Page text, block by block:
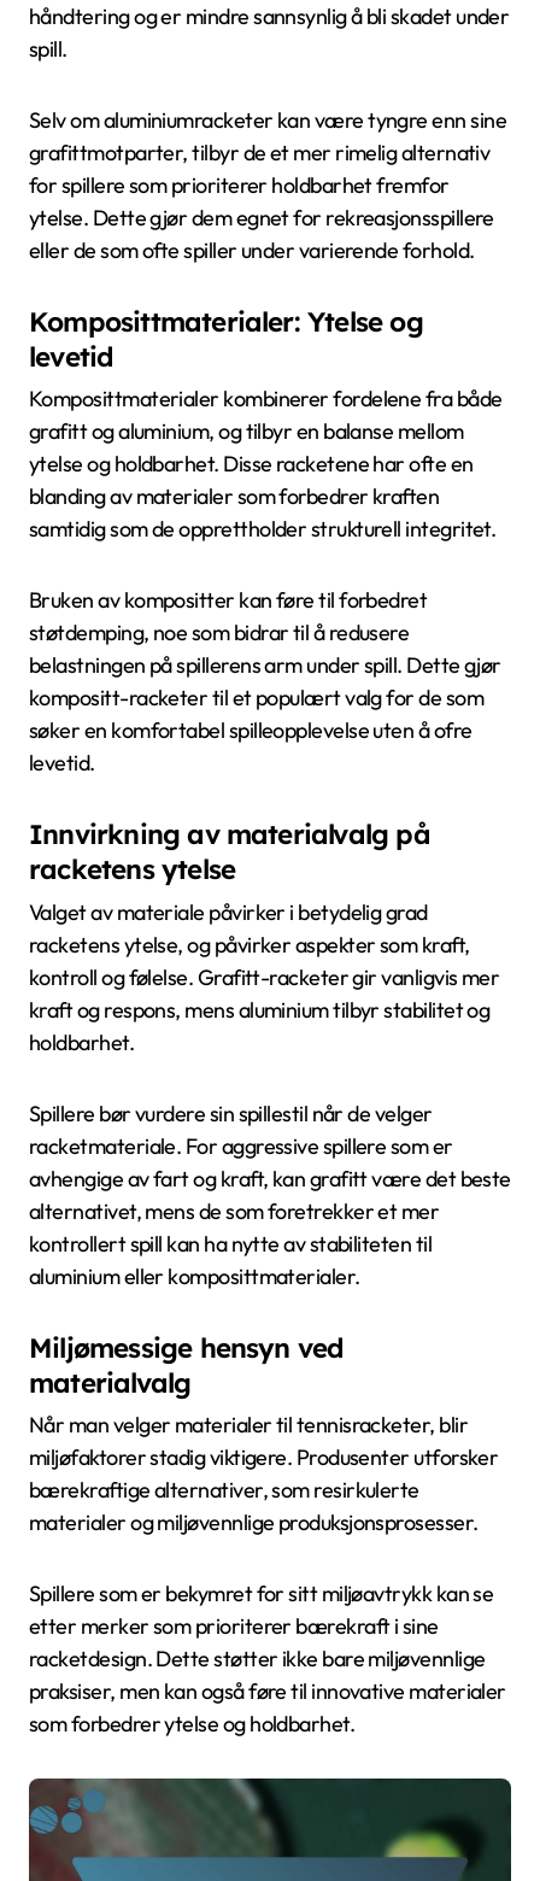
håndtering og er mindre sannsynlig å bli skadet under
spill.
Selv om aluminiumracketer kan være tyngre enn sine
grafittmotparter, tilbyr de et mer rimelig alternativ
for spillere som prioriterer holdbarhet fremfor
ytelse. Dette gjør dem egnet for rekreasjonsspillere
eller de som ofte spiller under varierende forhold.
Komposittmaterialer: Ytelse og
levetid
Komposittmaterialer kombinerer fordelene fra både
grafitt og aluminium, og tilbyr en balanse mellom
ytelse og holdbarhet. Disse racketene har ofte en
blanding av materialer som forbedrer kraften
samtidig som de opprettholder strukturell integritet.
Bruken av kompositter kan føre til forbedret
støtdemping, noe som bidrar til å redusere
belastningen på spillerens arm under spill. Dette gjør
kompositt-racketer til et populært valg for de som
søker en komfortabel spilleopplevelse uten å ofre
levetid.
Innvirkning av materialvalg på
racketens ytelse
Valget av materiale påvirker i betydelig grad
racketens ytelse, og påvirker aspekter som kraft,
kontroll og følelse. Grafitt-racketer gir vanligvis mer
kraft og respons, mens aluminium tilbyr stabilitet og
holdbarhet.
Spillere bør vurdere sin spillestil når de velger
racketmateriale. For aggressive spillere som er
avhengige av fart og kraft, kan grafitt være det beste
alternativet, mens de som foretrekker et mer
kontrollert spill kan ha nytte av stabiliteten til
aluminium eller komposittmaterialer.
Miljømessige hensyn ved
materialvalg
Når man velger materialer til tennisracketer, blir
miljøfaktorer stadig viktigere. Produsenter utforsker
bærekraftige alternativer, som resirkulerte
materialer og miljøvennlige produksjonsprosesser.
Spillere som er bekymret for sitt miljøavtrykk kan se
etter merker som prioriterer bærekraft i sine
racketdesign. Dette støtter ikke bare miljøvennlige
praksiser, men kan også føre til innovative materialer
som forbedrer ytelse og holdbarhet.